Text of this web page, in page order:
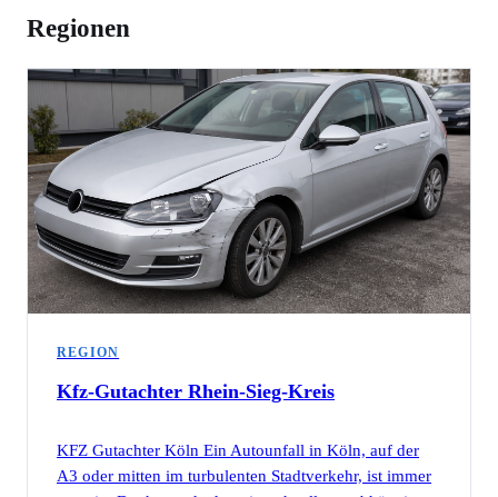
Regionen
REGION
Kfz-Gutachter Rhein-Sieg-Kreis
KFZ Gutachter Köln Ein Autounfall in Köln, auf der
A3 oder mitten im turbulenten Stadtverkehr, ist immer